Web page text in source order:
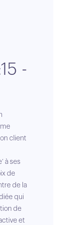
-
client
à ses
de
de la
qui
de
et